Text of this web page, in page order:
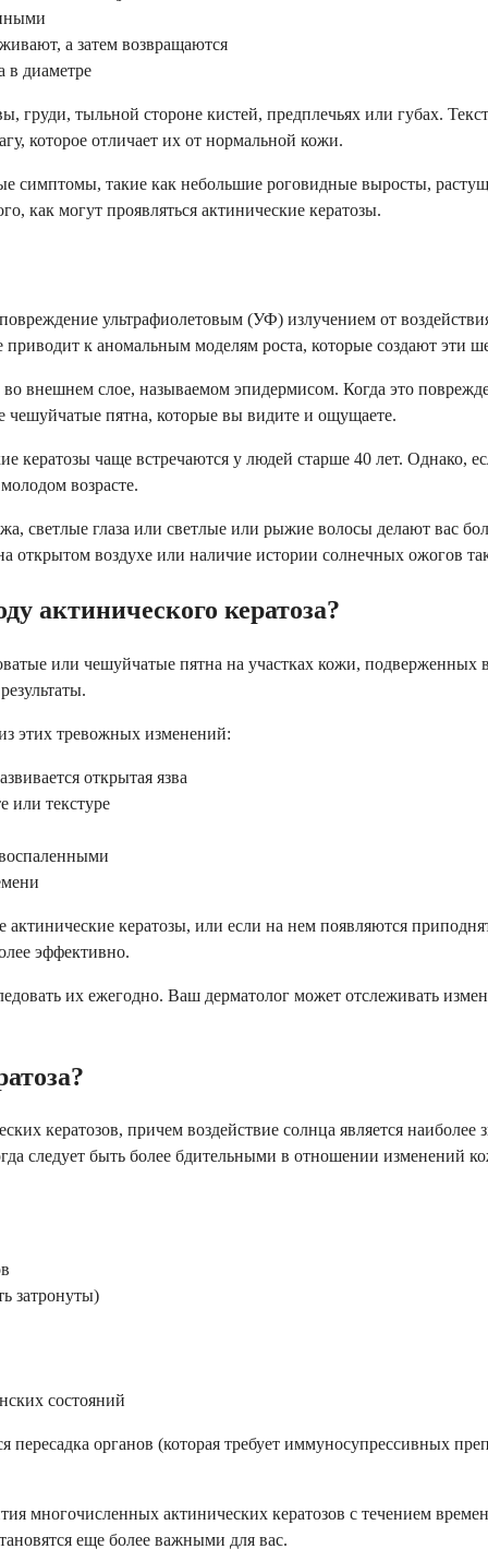
а затем возвращаются
в диаметре
тыльной стороне кистей, предплечьях или губах.
которое отличает их от нормальной кожи.
симптомы, такие как небольшие роговидные выросты,
как могут проявляться актинические кератозы.
ультрафиолетовым (УФ) излучением от
к аномальным моделям роста, которые создают эти
внешнем слое, называемом эпидермисом. Когда это
чешуйчатые пятна, которые вы видите и ощущаете.
кератозы чаще встречаются у людей старше 40 лет. Однако,
возрасте.
светлые глаза или светлые или рыжие волосы делают вас
воздухе или наличие истории солнечных ожогов
актинического кератоза?
или чешуйчатые пятна на участках кожи, подверженных
этих тревожных изменений:
открытая язва
или текстуре
кератозы, или если на нем появляются
эффективно.
их ежегодно. Ваш дерматолог может отслеживать
кератозов, причем воздействие солнца является
следует быть более бдительными в отношении изменений
затронуты)
состояний
органов (которая требует иммуносупрессивных
многочисленных актинических кератозов с течением
еще более важными для вас.